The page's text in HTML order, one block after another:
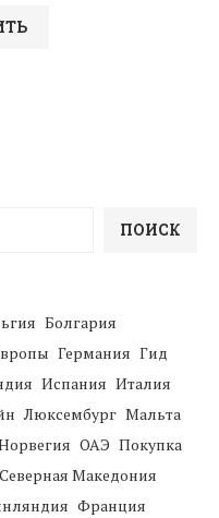
ПОИСК
Болгария
Германия Гид
Испания Италия
Люксембург Мальта
ОАЭ Покупка
Северная Македония
Франция